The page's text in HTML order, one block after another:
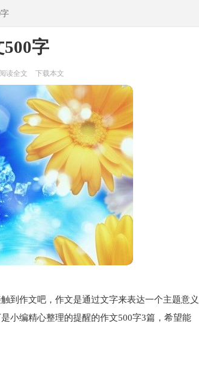
字
阅读全文 下载本文
到作文吧，作文是通过文字来表达一个主题意义
小编精心整理的提醒的作文500字3篇，希望能